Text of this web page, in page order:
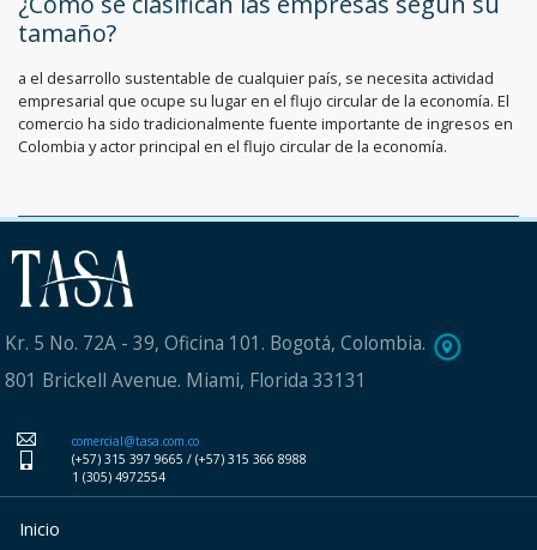
tamaño?
a el desarrollo sustentable de cualquier país, se necesita actividad
empresarial que ocupe su lugar en el flujo circular de la economía. El
comercio ha sido tradicionalmente fuente importante de ingresos en
Colombia y actor principal en el flujo circular de la economía.
Kr. 5 No. 72A - 39, Oficina 101. Bogotá, Colombia.
801 Brickell Avenue. Miami, Florida 33131
comercial@tasa.com.co
(+57) 315 397 9665 / (+57) 315 366 8988
1 (305) 4972554
Inicio